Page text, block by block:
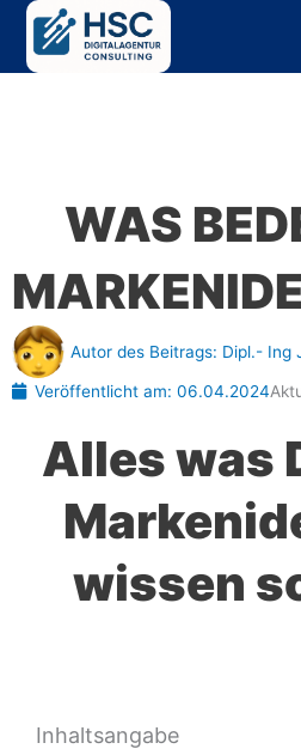
Zum
springen
WAS
Autor des Beitrags: Dipl.- Ing
Veröffentlicht am: 06.04.2024
Alles was
wissen
Inhaltsangabe